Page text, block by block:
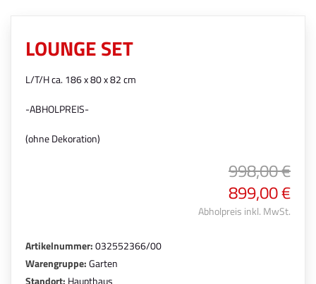
LOUNGE SET
L/T/H ca. 186 x 80 x 82 cm
-ABHOLPREIS-
(ohne Dekoration)
998,00 €
899,00 €
Abholpreis inkl. MwSt.
Artikelnummer:032552366/00
Warengruppe:Garten
Standort: Haupthaus